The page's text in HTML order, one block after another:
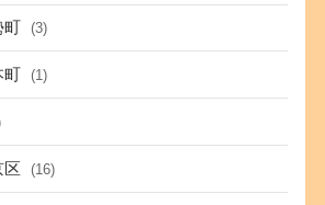
町 (3)
町 (1)
(16)